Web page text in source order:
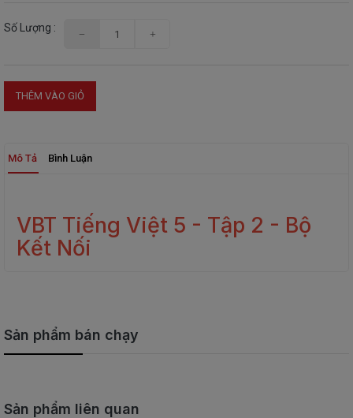
Số Lượng :
THÊM VÀO GIỎ
Mô Tả Bình Luận
VBT Tiếng Việt 5 - Tập 2 - Bộ
Kết Nối
Sản phẩm bán chạy
Sản phẩm liên quan